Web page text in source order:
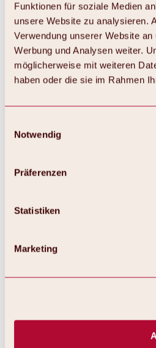
Funktionen für soziale Medien
unsere Website zu analysieren.
Verwendung unserer Website
Werbung und Analysen weiter.
möglicherweise mit weiteren
haben oder die sie im Rahmen
Notwendig
Präferenzen
Statistiken
Marketing
Alles zu Skifahren